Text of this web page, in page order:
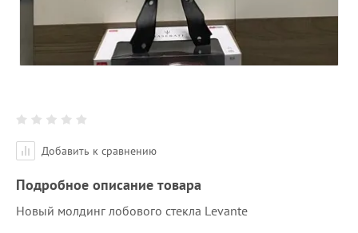
Добавить к сравнению
Подробное описание товара
Новый молдинг лобового стекла Levante